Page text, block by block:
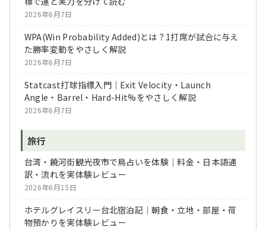
2026年6月7日
WPA(Win Probability Added)とは？1打席が試合に与え
た勝率変動をやさしく解説
2026年6月7日
Statcast打球指標入門｜Exit Velocity・Launch
Angle・Barrel・Hard-Hit%をやさしく解説
2026年6月7日
旅行
台湾・饒河街観光夜市で鳥占いを体験｜料金・日本語通
訳・流れを実体験レビュー
2026年6月15日
ホテルグレイスリー台北宿泊記｜朝食・立地・部屋・荷
物預かりを実体験レビュー